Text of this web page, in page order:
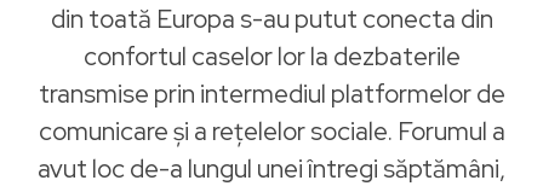
din toată Europa s-au putut conecta din
confortul caselor lor la dezbaterile
transmise prin intermediul platformelor de
comunicare și a rețelelor sociale. Forumul a
avut loc de-a lungul unei întregi săptămâni,